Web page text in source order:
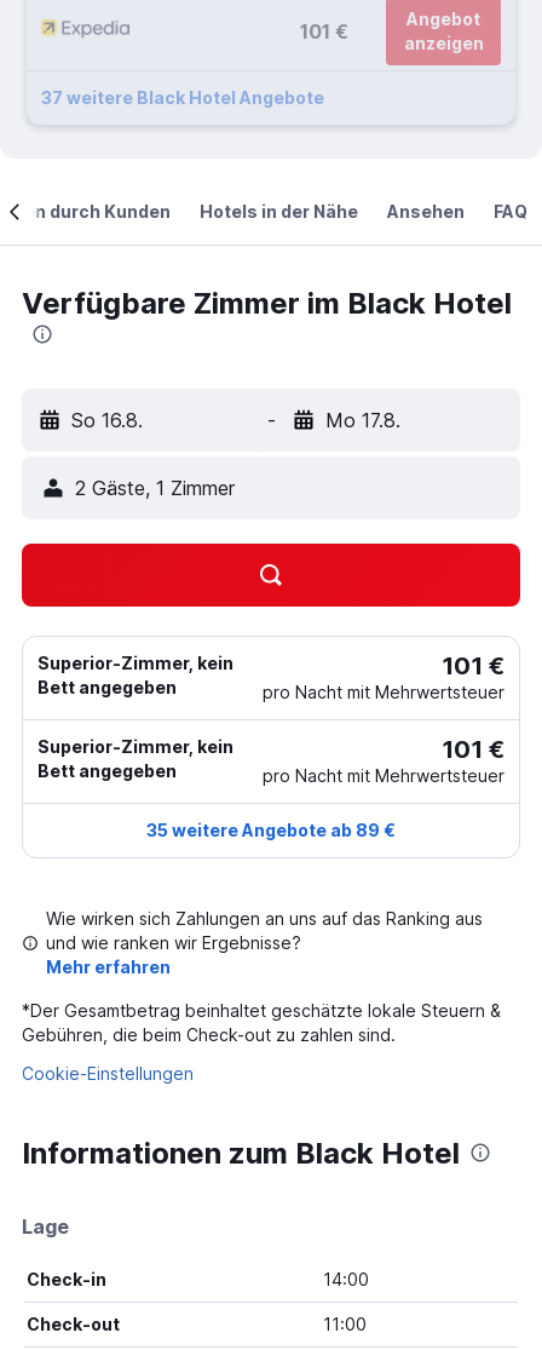
101 €
Angebot
anzeigen
37 weitere Black Hotel Angebote
durch Kunden Hotels in der Nähe Ansehen FAQ
Verfügbare Zimmer im Black Hotel
So 16.8. - Mo 17.8.
2 Gäste, 1 Zimmer
Superior-Zimmer, kein
Bett angegeben
101 €
pro Nacht mit Mehrwertsteuer
Superior-Zimmer, kein
Bett angegeben
101 €
pro Nacht mit Mehrwertsteuer
35 weitere Angebote ab 89 €
Wie wirken sich Zahlungen an uns auf das Ranking aus
und wie ranken wir Ergebnisse?
Mehr erfahren
*Der Gesamtbetrag beinhaltet geschätzte lokale Steuern &
Gebühren, die beim Check-out zu zahlen sind.
Cookie-Einstellungen
Informationen zum Black Hotel
Lage
Check-in 14:00
Check-out 11:00